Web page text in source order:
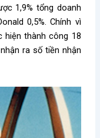
1,9% tổng doanh
0,5%. Chính vì
hiện thành công 18
ra số tiền nhận